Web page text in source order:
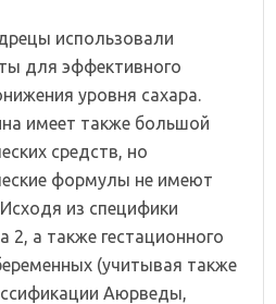
использовали
для эффективного
уровня сахара.
имеет также большой
средств, но
формулы не имеют
из специфики
2, а также гестационного
(учитывая также
Аюрведы,